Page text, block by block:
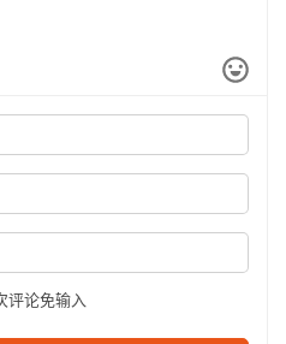
评论免输入